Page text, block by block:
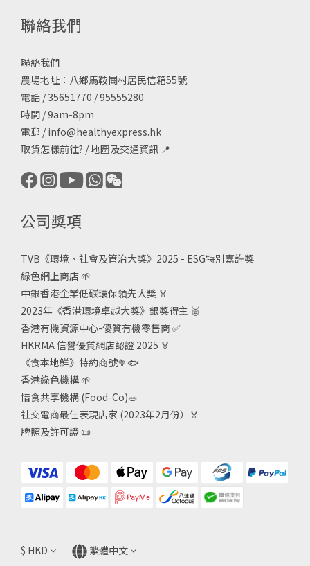
聯絡我們
聯絡我們
農場地址：八鄉馬鞍崗村居民信箱55號
電話 / 35651770 / 95555280
時間 / 9am-8pm
電郵 / info@healthyexpress.hk
取貨怎樣前往? /地圖及交通資訊 📍
公司獎項
TVB《環境、社會及管治大獎》2025 - ESG特別嘉許獎
綠色網上商店 🌱
中銀香港企業低碳環保領先大獎 🏅
2023年《香港環境卓越大獎》銀獎得主 🥈
香港有機資源中心-優質有機零售商✅
HKRMA 信譽優質網店認證 2025 🏅
《食本地鮮》特約商號🥦🐟
香港綠色機構 🌱
惜食共享機構 (Food-Co)🥗
社交電商最佳表現店家 (2023年2月份）🏅
牌照及許可證 📜
$ HKD 繁體中文